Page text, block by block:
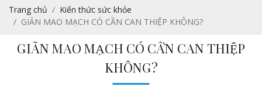
Trang chủ
Kiến thức sức khỏe
GIÃN MAO MẠCH CÓ CẦN CAN THIỆP KHÔNG?
GIÃN MAO MẠCH CÓ CẦN CAN THIỆP
KHÔNG?